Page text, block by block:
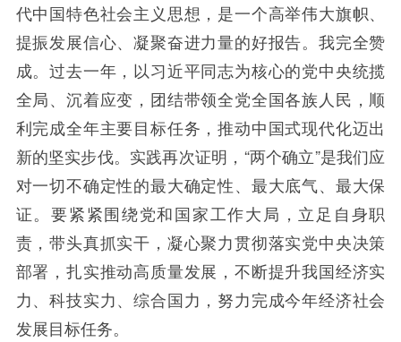
代中国特色社会主义思想，是一个高举伟大旗帜、
提振发展信心、凝聚奋进力量的好报告。我完全赞
成。过去一年，以习近平同志为核心的党中央统揽
全局、沉着应变，团结带领全党全国各族人民，顺
利完成全年主要目标任务，推动中国式现代化迈出
新的坚实步伐。实践再次证明，“两个确立”是我们应
对一切不确定性的最大确定性、最大底气、最大保
证。要紧紧围绕党和国家工作大局，立足自身职
责，带头真抓实干，凝心聚力贯彻落实党中央决策
部署，扎实推动高质量发展，不断提升我国经济实
力、科技实力、综合国力，努力完成今年经济社会
发展目标任务。